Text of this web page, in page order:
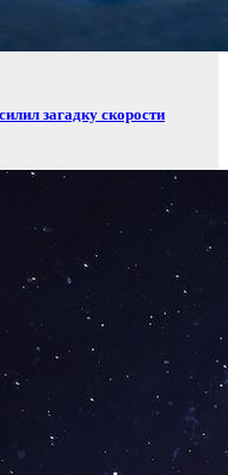
загадку скорости